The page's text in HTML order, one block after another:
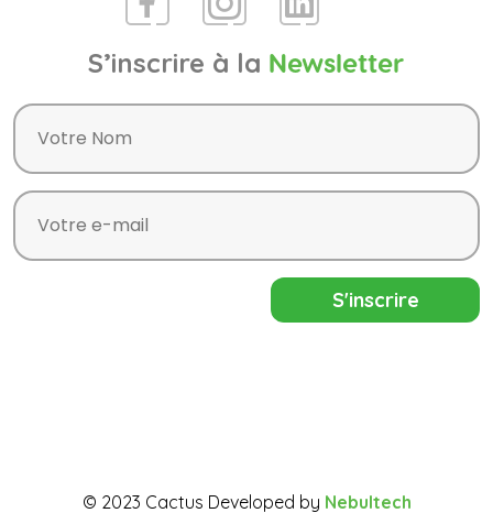
S’inscrire à la Newsletter
© 2023 Cactus Developed by Nebultech